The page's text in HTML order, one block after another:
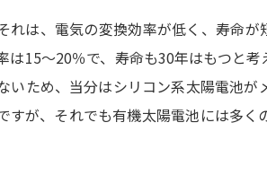
大
学
れは、電気の変換効率が低く、寿命が
15～20％で、寿命も30年はもつと考
いため、当分はシリコン系太陽電池が
すが、それでも有機太陽電池には多く